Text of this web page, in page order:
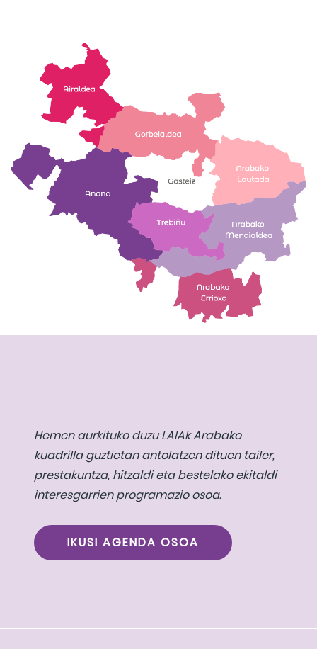
Hemen aurkituko duzu LAIAk Arabako
kuadrilla guztietan antolatzen dituen tailer,
prestakuntza, hitzaldi eta bestelako ekitaldi
interesgarrien programazio osoa.
IKUSI AGENDA OSOA